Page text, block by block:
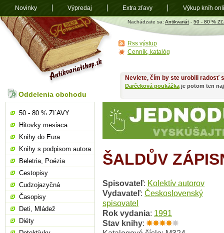
Antikvariát
shop.sk
Nachádzate sa: Antikvariát - 50 - 80 %
ŠALDŮV
Spisovateľ: Kolektív autorov
Vydavateľ: Československý
spisovatel
Rok vydania: 1991
Stav knihy:
Neviete, čím by ste urobili radosť
Darčeková poukážka je potom ten
Oddelenia obchodu
50 - 80 % ZĽAVY
Hitovky mesiaca
Knihy do Eura
Knihy s podpisom autora
Beletria, Poézia
Cestopisy
Cudzojazyčná
Časopisy
Deti, Mládež
Diéty
Rss výstup
Cenník, katalóg
Novinky Výpredaj Extra zľavy Výkup kníh